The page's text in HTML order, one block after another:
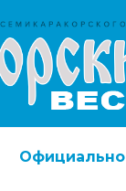
Официально